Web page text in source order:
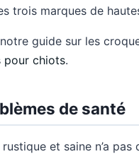
trois marques de
guide sur les
pour chiots.
de santé
et saine n’a